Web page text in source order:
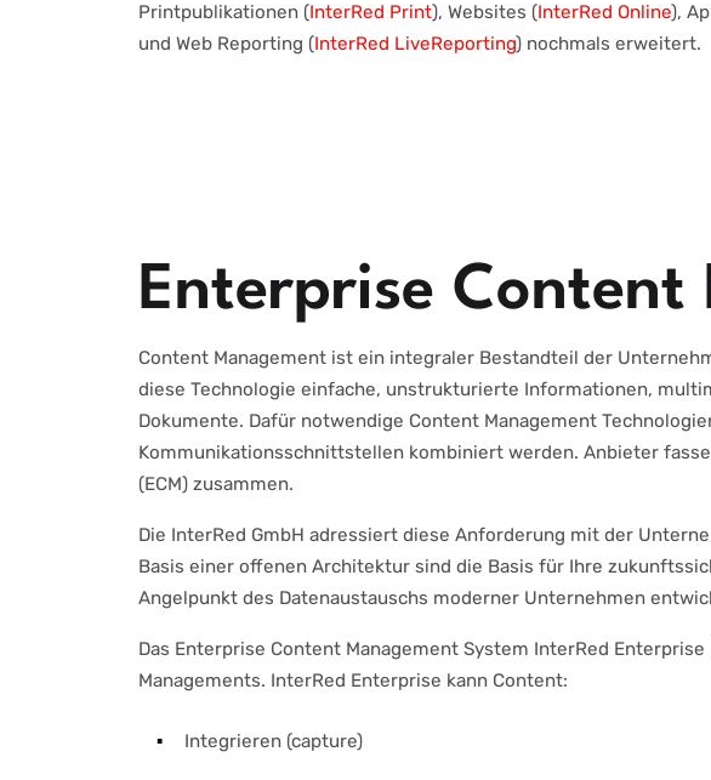
Printpublikationen (InterRed Print), Websites (InterRed Online),
und Web Reporting (InterRed LiveReporting) nochmals erweitert.
Enterprise Content
Content Management ist ein integraler Bestandteil der
diese Technologie einfache, unstrukturierte Informationen,
Dokumente. Dafür notwendige Content Management
Kommunikationsschnittstellen kombiniert werden. Anbieter
(ECM) zusammen.
Die InterRed GmbH adressiert diese Anforderung mit der
Basis einer offenen Architektur sind die Basis für Ihre
Angelpunkt des Datenaustauschs moderner Unternehmen
Das Enterprise Content Management System InterRed
Managements. InterRed Enterprise kann Content:
Integrieren (capture)